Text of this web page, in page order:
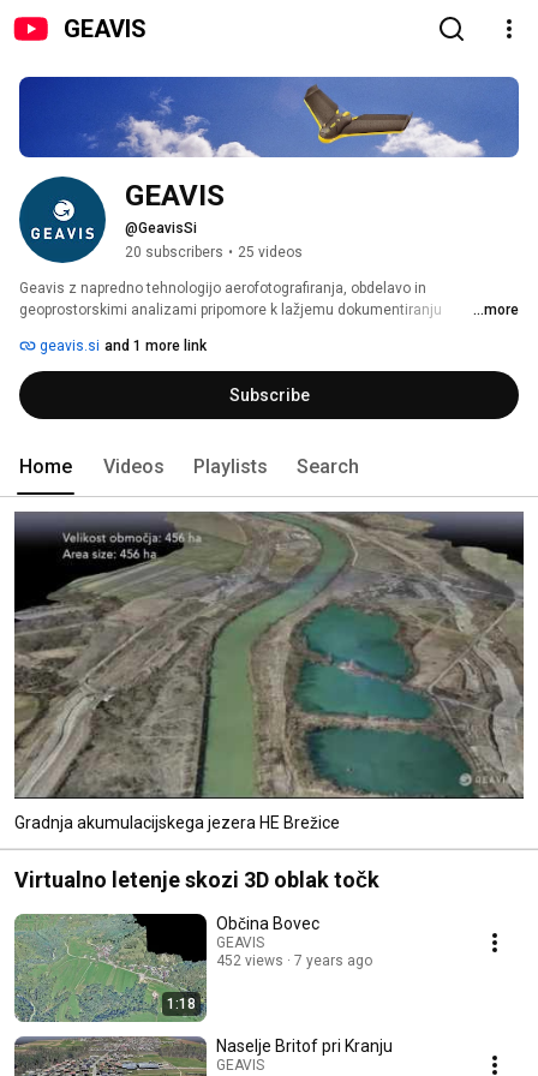
GEAVIS
GEAVIS
@GeavisSi
20 subscribers • 25 videos
Geavis z napredno tehnologijo aerofotografiranja, obdelavo in
geoprostorskimi analizami pripomore k lažjemu dokumentiranju
posegov v prostor. Naša ponudba obsega geoprostorske storitve, od
zajema aerofotografij do vizualizacije in prezentacije prostora, terena ali
objektov. Pri tem uporabljamo najnovejšo tehnologijo malih brezpilotnih
letal in profesionalne algoritme ter se opiramo na dolgoletne izkušnje s
...more
geavis.si and 1 more link
Subscribe
Home Videos Playlists Search
Gradnja akumulacijskega jezera HE Brežice
Virtualno letenje skozi 3D oblak točk
1:18
Občina Bovec
GEAVIS
452 views
7 years ago
Naselje Britof pri Kranju
GEAVIS